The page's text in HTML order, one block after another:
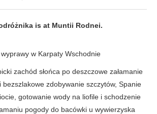
is at Muntii Rodnei.
w Karpaty Wschodnie
zachód słońca po deszczowe załamanie
bezszlakowe zdobywanie szczytów, Spanie
gotowanie wody na liofile i schodzenie
pogody do bacówki u wywierzyska